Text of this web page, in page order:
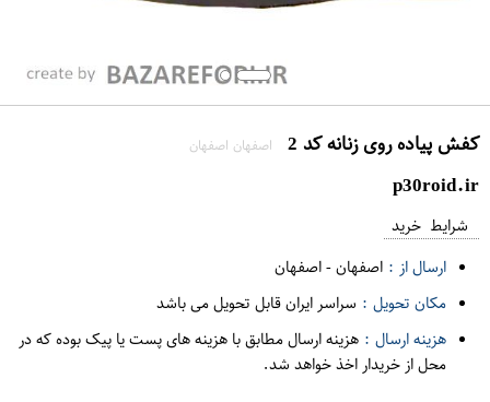
کفش پیاده روی زنانه کد 2 اصفهان اصفهان
p30roid.ir
شرایط خرید
ارسال از : اصفهان-اصفهان
مکان تحویل : سراسر ایران قابل تحویل می باشد
هزینه ارسال : هزینه ارسال مطابق با هزینه های پست یا پیک بوده که در
محل از خریدار اخذ خواهد شد.